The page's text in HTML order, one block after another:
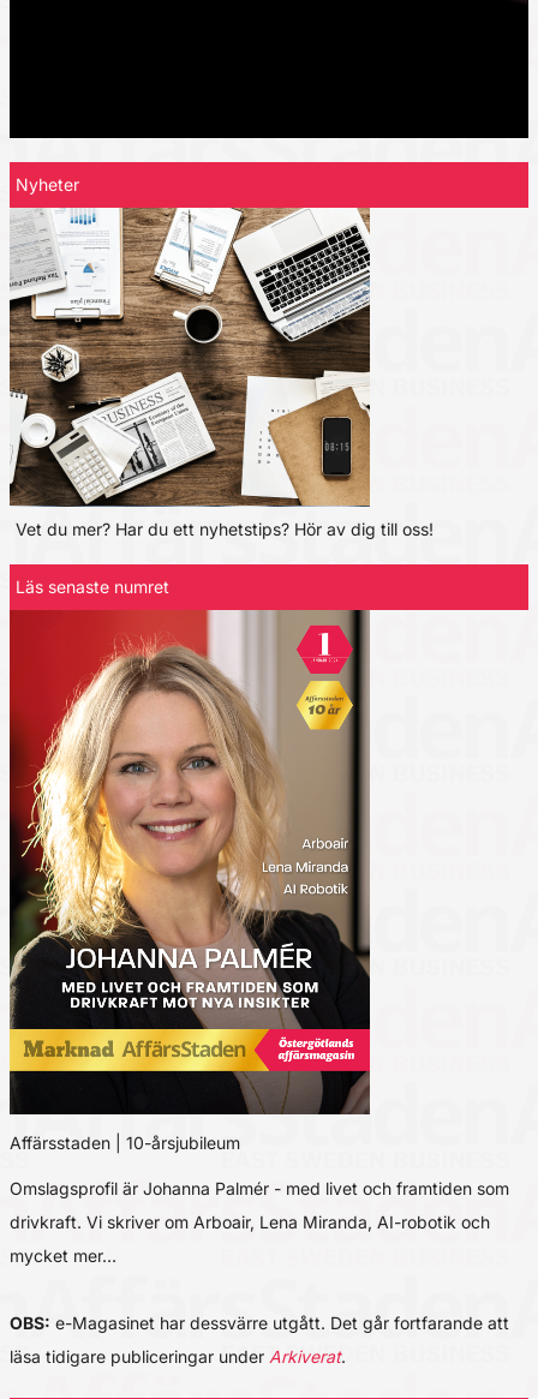
Nyheter
Vet du mer? Har du ett nyhetstips? Hör av dig till oss!
Läs senaste numret
Affärsstaden | 10-årsjubileum
Omslagsprofil är Johanna Palmér - med livet och framtiden som
drivkraft. Vi skriver om Arboair, Lena Miranda, AI-robotik och
mycket mer…
OBS: e-Magasinet har dessvärre utgått. Det går fortfarande att
läsa tidigare publiceringar under Arkiverat.